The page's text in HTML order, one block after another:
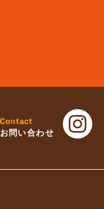
お問い合わせ